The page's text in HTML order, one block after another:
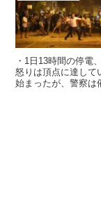
・1日13時間の停電
怒りは頂点に達して
始まったが、警察は